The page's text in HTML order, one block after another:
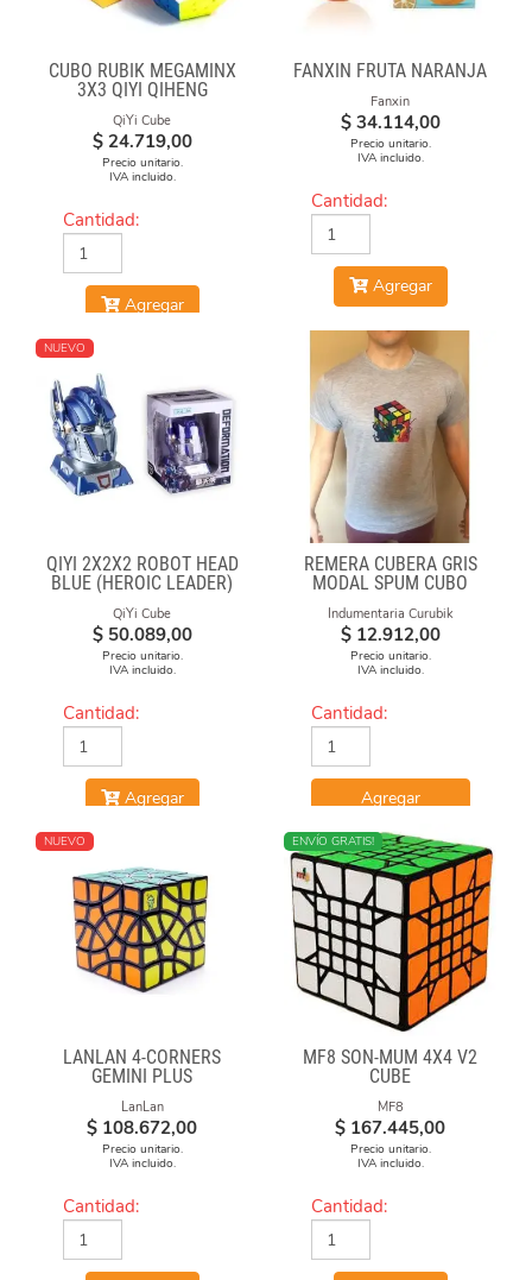
CUBO RUBIK MEGAMINX
3X3 QIYI QIHENG
QiYi Cube
$ 24.719,00
Precio unitario.
IVA incluido.
Cantidad:
Agregar
FANXIN FRUTA NARANJA
Fanxin
$ 34.114,00
Precio unitario.
IVA incluido.
Cantidad:
Agregar
NUEVO
QIYI 2X2X2 ROBOT HEAD
BLUE (HEROIC LEADER)
QiYi Cube
$ 50.089,00
Precio unitario.
IVA incluido.
Cantidad:
Agregar
REMERA CUBERA GRIS
MODAL SPUM CUBO
Indumentaria Curubik
$ 12.912,00
Precio unitario.
IVA incluido.
Cantidad:
Agregar
NUEVO
LANLAN 4-CORNERS
GEMINI PLUS
LanLan
$ 108.672,00
Precio unitario.
IVA incluido.
Cantidad:
ENVÍO GRATIS!
MF8 SON-MUM 4X4 V2
CUBE
MF8
$ 167.445,00
Precio unitario.
IVA incluido.
Cantidad: